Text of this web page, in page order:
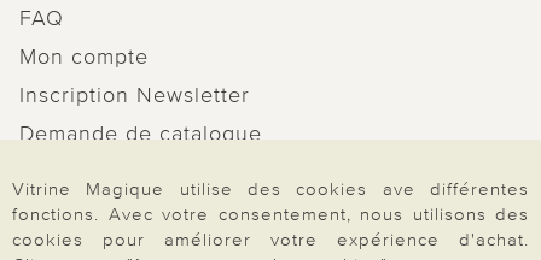
FAQ
Mon compte
Inscription Newsletter
Demande de catalogue
Droit de rétractation
Rétractation
Vitrine Magique utilise des cookies ave différentes
fonctions. Avec votre consentement, nous utilisons des
cookies pour améliorer votre expérience d'achat.